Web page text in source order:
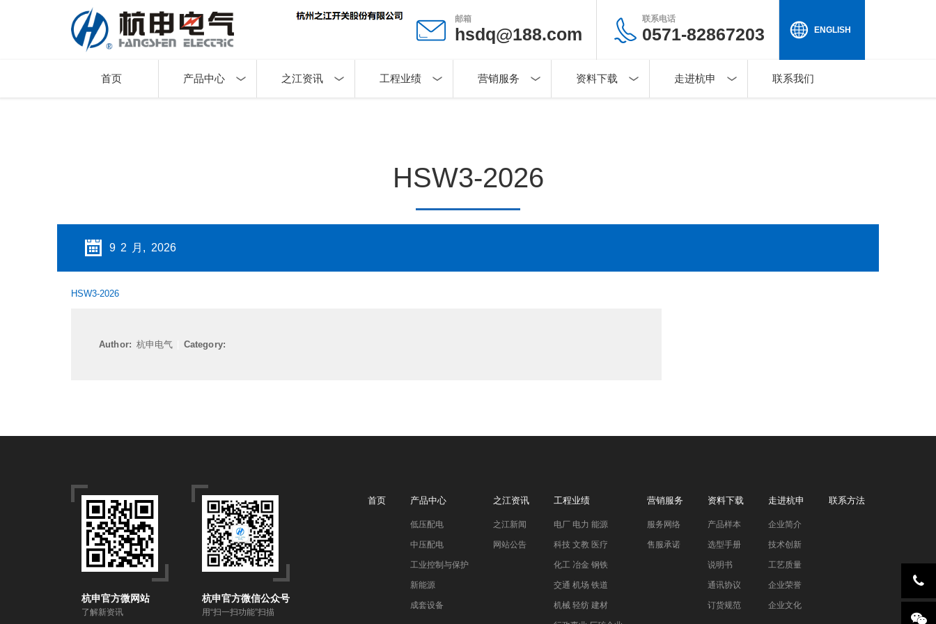
邮箱
hsdq@188.com
联系电话
0571-82867203 ENGLISH
首页 产品中心 之江资讯 工程业绩 营销服务 资料下载 走进杭申 联系我们
HSW3-2026
9 2 月, 2026
HSW3-2026
Author: 杭申电气| Category:
杭申官方微网站
了解新资讯
杭申官方微信公众号
用“扫一扫功能”扫描
首页 产品中心
低压配电
中压配电
工业控制与保护
新能源
成套设备
之江资讯
之江新闻
网站公告
工程业绩
电厂 电力 能源
科技 文教 医疗
化工 冶金 钢铁
交通 机场 铁道
机械 轻纺 建材
营销服务
服务网络
售服承诺
资料下载
产品样本
选型手册
说明书
通讯协议
订货规范
走进杭申
企业简介
技术创新
工艺质量
企业荣誉
企业文化
联系方法